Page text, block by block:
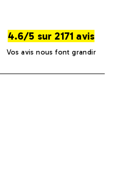
4.6/5 sur 2171 avis
Vos avis nous font grandir